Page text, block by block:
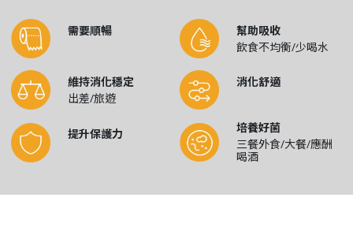
需要順暢
幫助吸收
飲食不均衡/少喝水
維持消化穩定
出差/旅遊
消化舒適
提升保護力
培養好菌
三餐外食/大餐/應酬
喝酒